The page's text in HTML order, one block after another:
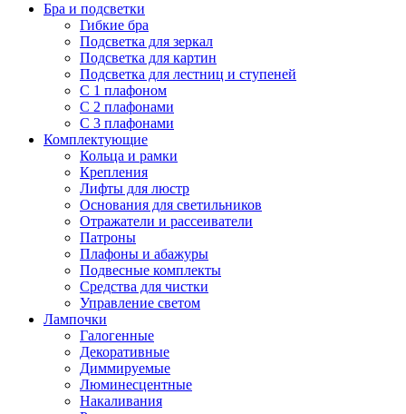
Бра и подсветки
Гибкие бра
Подсветка для зеркал
Подсветка для картин
Подсветка для лестниц и ступеней
С 1 плафоном
С 2 плафонами
С 3 плафонами
Комплектующие
Кольца и рамки
Крепления
Лифты для люстр
Основания для светильников
Отражатели и рассеиватели
Патроны
Плафоны и абажуры
Подвесные комплекты
Средства для чистки
Управление светом
Лампочки
Галогенные
Декоративные
Диммируемые
Люминесцентные
Накаливания